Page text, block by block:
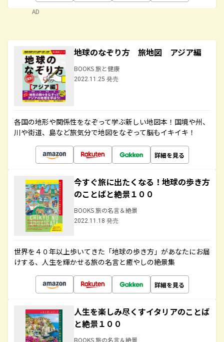
AD
地球のなぞり方 旅地図 アジア編
BOOKS 旅と健康
2022.11.25 発売
各国の地形や関係性をなぞって学ぶ新しい地図本！国境や州、
川や街道、島など旅気分で地図をなぞって脳もイキイキ！
詳細を見る
今すぐ旅に出たくなる！地球の歩き方
のことばと絶景１００
BOOKS 旅の名言＆絶景
2022.11.18 発売
世界を４０年以上歩いてきた「地球の歩き方」があなたにお届
けする、人生を輝かせる旅の名言と癒やしの絶景集
詳細を見る
人生を楽しみ尽くすイタリアのことば
と絶景１００
BOOKS 旅の名言＆絶景